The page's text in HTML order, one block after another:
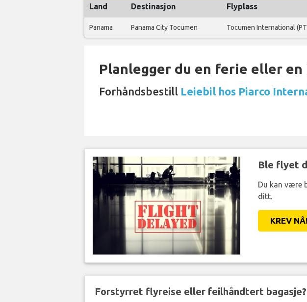
Land Destinasjon Flyplass
Panama Panama City Tocumen Tocumen International
Planlegger du en ferie eller
Forhåndsbestill Leiebil hos Piarco
Ble flyet
Du kan være
ditt.
KREV NÅ!
Forstyrret flyreise eller feilhåndtert bagasje?